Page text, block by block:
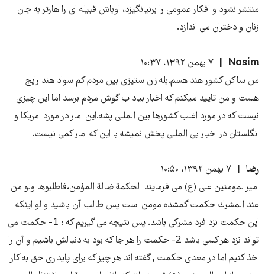
منتشر نشود و افکار عمومی را برنیانگیزد، اوباش قبیله ای را هارتر به جان
زنان و دختران می اندازد.
Nasim
۷ بهمن ۱۳۹۲، ۱۰:۳۷
من ساکن کشور هند هسم.بله زن ستیزی بین مردم کم سواد هند رایج
هست و من تایید میکنم که اخبار بیاد ب گوش مردم برسد اما این چیزی
نیست که در مورد اغلب کشورها بین المللی پشه.این امار در مورد امریکا و
انگلستان در اخبار بی المللی پخش نمیشه با این که امار کمی نیست.
رضا
۷ بهمن ۱۳۹۲، ۱۰:۵۰
امیرالمومنین علی (ع) می فرمایند الحكمة ضالة المؤمن،فاطلبوها ولو من
عند المشرك حکمت گمشده مومن است پس طالب آن باشید و لو اینکه
این حکمت نزد فرد مشرکی باشد. پس نتیجه می گیریم که : 1- حکمت می
تواند نزد هر کسی باشد 2- حکمت را هر جا که بود به دنبالش باشیم و آن را
اخذ کنیم اما در معنای حکمت , گفته اند هر چیز که برای پایداری حق به کار